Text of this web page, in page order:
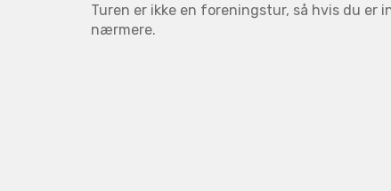
Turen er ikke en foreningstur, så hvis du
nærmere.